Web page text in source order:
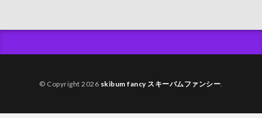
© Copyright 2026 skibum fancy スキーバムファンシー